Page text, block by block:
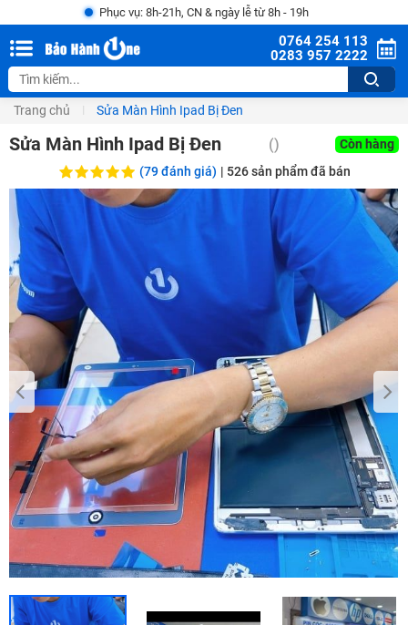
Phục vụ: 8h-21h, CN & ngày lễ từ 8h - 19h
0764 254 113
0283 957 2222
Trang chủ Sửa Màn Hình Ipad Bị Đen
Sửa Màn Hình Ipad Bị Đen ()
Còn hàng
(79 đánh giá) | 526sản phẩm đã bán